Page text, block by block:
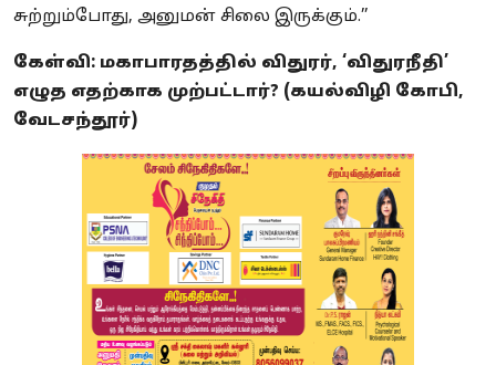
சுற்றும்போது, அனுமன் சிலை இருக்கும்.’’
கேள்வி: மகாபாரதத்தில் விதுரர், ‘விதுரநீதி’
எழுத எதற்காக முற்பட்டார்? (கயல்விழி கோபி,
வேடசந்தூர்)